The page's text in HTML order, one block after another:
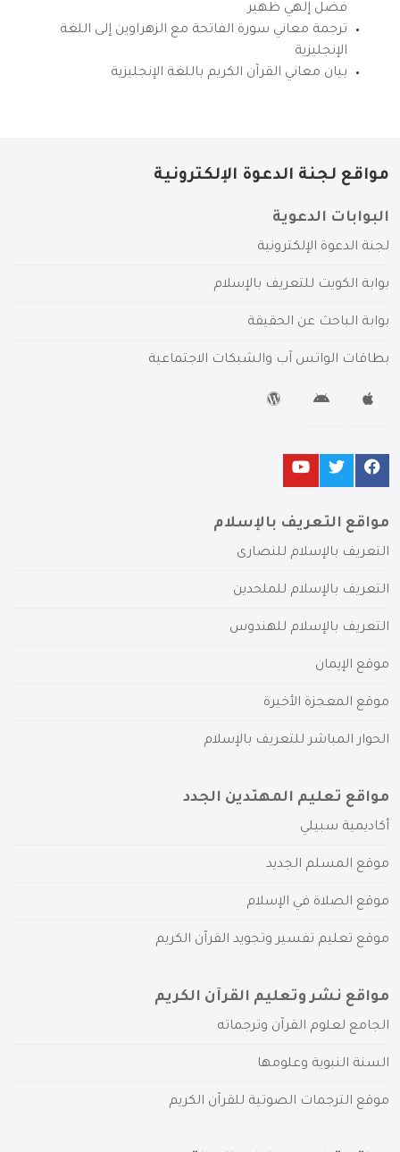
فضل إلهي ظهير
ترجمة معاني سورة الفاتحة مع الزهراوين إلى اللغة
الإنجليزية
بيان معاني القرآن الكريم باللغة الإنجليزية
مواقع لجنة الدعوة الإلكترونية
البوابات الدعوية
لجنة الدعوة الإلكترونية
بوابة الكويت للتعريف بالإسلام
بوابة الباحث عن الحقيقة
بطاقات الواتس آب والشبكات الاجتماعية
مواقع التعريف بالإسلام
التعريف بالإسلام للنصارى
التعريف بالإسلام للملحدين
التعريف بالإسلام للهندوس
موقع الإيمان
موقع المعجزة الأخيرة
الحوار المباشر للتعريف بالإسلام
مواقع تعليم المهتدين الجدد
أكاديمية سبيلي
موقع المسلم الجديد
موقع الصلاة في الإسلام
موقع تعليم تفسير وتجويد القرآن الكريم
مواقع نشر وتعليم القرآن الكريم
الجامع لعلوم القرآن وترجماته
السنة النبوية وعلومها
موقع الترجمات الصوتية للقرآن الكريم